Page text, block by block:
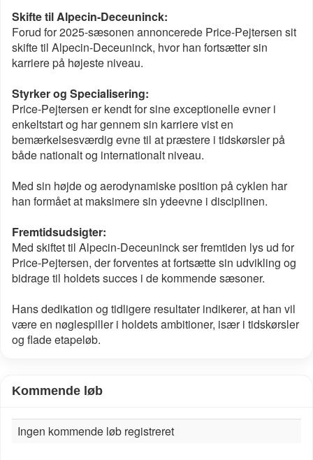
Skifte til Alpecin-Deceuninck:
Forud for 2025-sæsonen annoncerede Price-Pejtersen sit
skifte til Alpecin-Deceuninck, hvor han fortsætter sin
karriere på højeste niveau.
Styrker og Specialisering:
Price-Pejtersen er kendt for sine exceptionelle evner i
enkeltstart og har gennem sin karriere vist en
bemærkelsesværdig evne til at præstere i tidskørsler på
både nationalt og internationalt niveau.
Med sin højde og aerodynamiske position på cyklen har
han formået at maksimere sin ydeevne i disciplinen.
Fremtidsudsigter:
Med skiftet til Alpecin-Deceuninck ser fremtiden lys ud for
Price-Pejtersen, der forventes at fortsætte sin udvikling og
bidrage til holdets succes i de kommende sæsoner.
Hans dedikation og tidligere resultater indikerer, at han vil
være en nøglespiller i holdets ambitioner, især i tidskørsler
og flade etapeløb.
Kommende løb
Ingen kommende løb registreret